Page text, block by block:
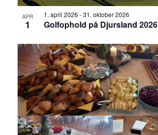
APR
1
1. april 2026 -31. oktober 2026
Golfophold på Djursland 2026